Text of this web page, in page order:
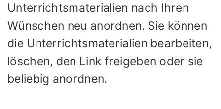
Unterrichtsmaterialien nach Ihren
Wünschen neu anordnen. Sie können
die Unterrichtsmaterialien bearbeiten,
löschen, den Link freigeben oder sie
beliebig anordnen.